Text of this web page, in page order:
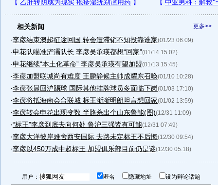
更多>>
相关新闻
·李彦结束澳超征途回国 转会遭滞销不知投靠谁家(01/23 06:09)
·申花队瞄准浐灞队长 李彦吴承瑛都想“回家”(01/14 15:02)
·申花继续“本土化革命” 李彦吴承瑛有望加盟(01/13 15:45)
·李彦加盟联城尚有难度 王鹏静候主帅成耀东召唤(01/10 10:28)
·李彦张晨回沪踢球 国际其他挂牌球员多面临下岗(01/03 17:10)
·李彦将抵海南会合联城 标王渐渐明朗坦言想回家(01/02 13:59)
·李彦转会申花出现变数 半路杀出个山东鲁能(图)(12/31 11:09)
·“标王”李彦到底去向何处 鲁沪三强皆有可能(12/31 07:49)
·李彦大洋彼岸难舍西安国际 去路未定标王不后悔(12/30 09:54)
·李彦以450万成中超标王 加盟俱乐部目前仍是谜(12/30 05:18)
用户： 匿名 隐藏地址 设为辩论话题